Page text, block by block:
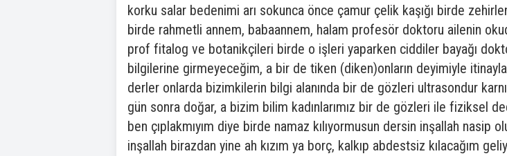
korku salar bedenimi arı sokunca önce çamur çelik kaşığı birde
birde rahmetli annem, babaannem, halam profesör doktoru ailenin
prof fitalog ve botanikçileri birde o işleri yaparken ciddiler bayağı
bilgilerine girmeyeceğim, a bir de tiken (diken)onların deyimiyle
derler onlarda bizimkilerin bilgi alanında bir de gözleri ultrasondur
gün sonra doğar, a bizim bilim kadınlarımız bir de gözleri ile fiziksel
ben çıplakmıyım diye birde namaz kılıyormusun dersin inşallah nasip
inşallah birazdan yine ah kızım ya borç, kalkıp abdestsiz kılacağım